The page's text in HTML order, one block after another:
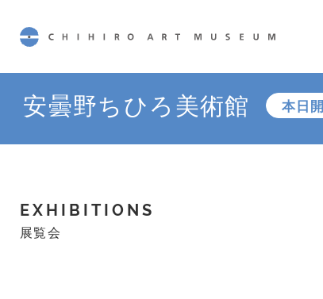
安曇野ちひろ美術館 本日
EXHIBITIONS
展覧会